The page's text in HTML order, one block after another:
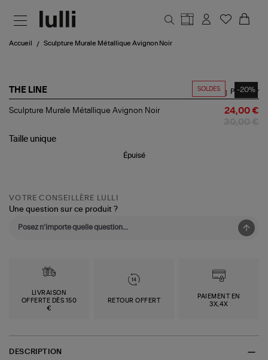
Accueil Sculpture Murale Métallique Avignon Noir
SOLDES -20%
THE LINE
Sculpture
Avignon
Partager
Sculpture Murale Métallique Avignon Noir 24,00 €
Taille unique
Épuisé
VOTRE CONSEILLÈRE LULLI
Une question sur ce produit ?
LIVRAISON
OFFERTE DÈS 150
€
RETOUR OFFERT
PAIEMENT EN
3X,4X
DESCRIPTION